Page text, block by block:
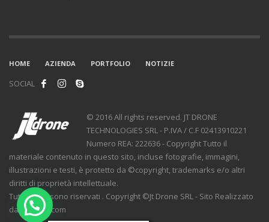
HOME AZIENDA PORTFOLIO NOTIZIE
SOCIAL
© 2016 All rights reserved. JT DRONE
TECHNOLOGIES SRL - P.IVA / C.F 02413910221
Numero REA: 222636 - Copyright Tutto il
materiale contenuto in questo sito, incluse fotografie, immagini,
illustrazioni e testi, è protetto da ©copyright, trademarks e/o altri
diritti di proprietà intellettuale.
Tutti i diritti sono riservati . Copyright ©Jt Drone SRL - Sito Realizzato
da JTDrone.com